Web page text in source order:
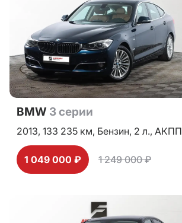
BMW 3 серии
2013, 133 235 км, Бензин, 2 л., АКПП
1 049 000 ₽ 1 249 000 ₽